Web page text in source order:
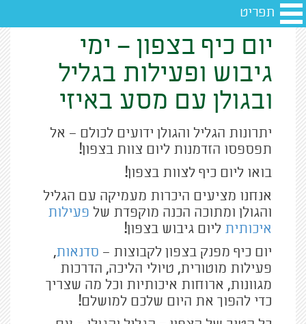
יום כיף בצפון – ימי
גיבוש ופעילות בגליל
ובגולן עם מסע באיזי
יתרונות הגליל והגולן ידועים לכולם – אל
תפספסו הזדמנות ליום צוות בצפון!
בואו ליום כיף לצוות בצפון!
אנחנו מציעים היכרות מעמיקה עם הגליל
והגולן ומתוכה הכנה מוקפדת של פעילות
איכותית ליום גיבוש בצפון!
יום כיף מפנק בצפון לקבוצות – סדנאות,
פעילות מוטורית, טיולי הליכה, הדרכות
מגוונות, ארוחות איכותיות וכל מה שצריך
כדי להפוך את היום שלכם למושלם!
תפריט